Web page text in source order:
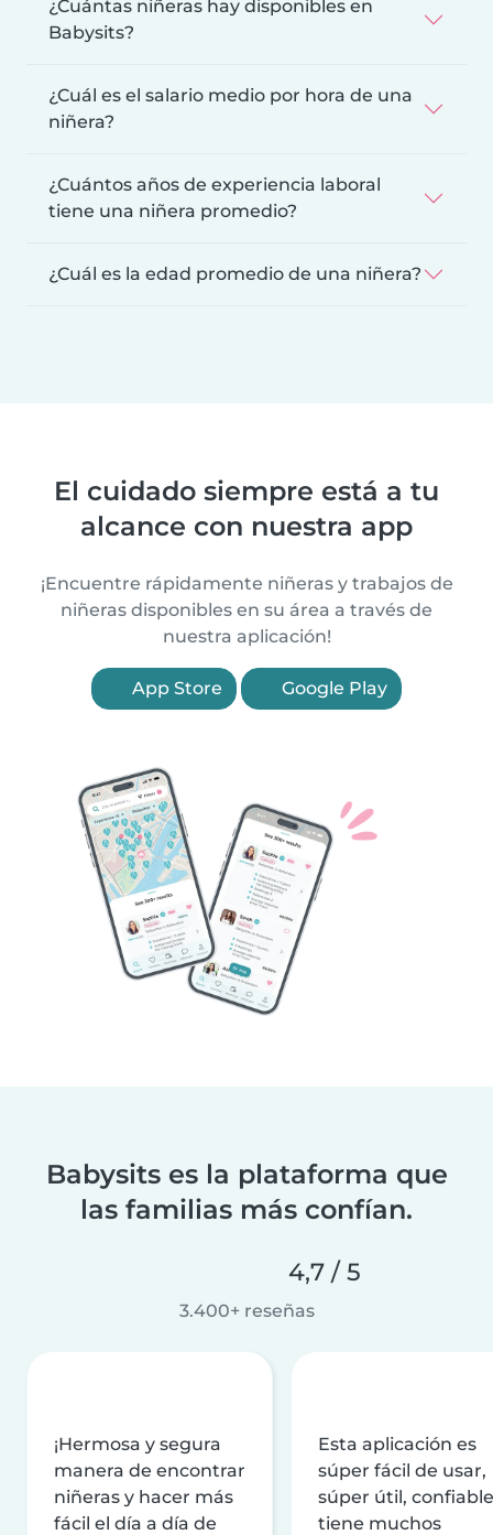
¿Cuántas niñeras hay disponibles en
Babysits?
¿Cuál es el salario medio por hora de una
niñera?
¿Cuántos años de experiencia laboral
tiene una niñera promedio?
¿Cuál es la edad promedio de una niñera?
El cuidado siempre está a tu
alcance con nuestra app
¡Encuentre rápidamente niñeras y trabajos de
niñeras disponibles en su área a través de
nuestra aplicación!
App Store Google Play
Babysits es la plataforma que
las familias más confían.
4,7 / 5
3.400+ reseñas
¡Hermosa y segura
manera de encontrar
niñeras y hacer más
fácil el día a día de
Esta aplicación es
súper fácil de usar,
súper útil,
tiene muchos